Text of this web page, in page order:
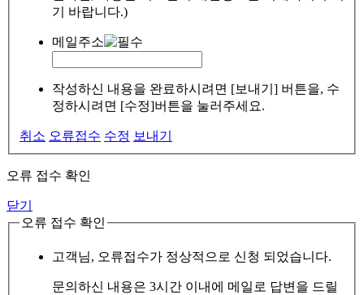
기 바랍니다.)
메일주소
작성하신 내용을 완료하시려면 [보내기] 버튼을, 수
정하시려면 [수정]버튼을 눌러주세요.
취소 오류접수 수정 보내기
오류 접수 확인
닫기
오류 접수 확인
고객님, 오류접수가 정상적으로 신청 되었습니다.
문의하신 내용은 3시간 이내에 메일로 답변을 드릴